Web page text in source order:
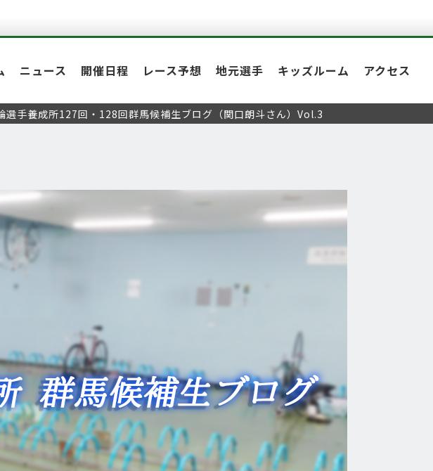
ニュース 開催日程 レース予想 地元選手 キッズルーム アクセス
選手養成所127回・128回群馬候補生ブログ（関口朗斗さん）Vol.3